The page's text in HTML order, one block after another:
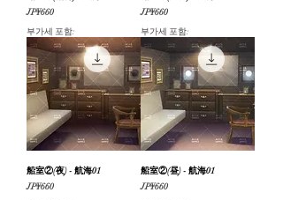
가격
JP¥660
부가세 포함:
가격
JP¥660
부가세 포함:
船室②(夜) - 航海01
가격
JP¥660
船室②(昼) - 航海01
가격
JP¥660